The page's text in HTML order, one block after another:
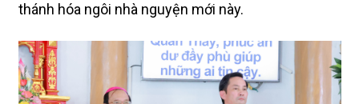
thánh hóa ngôi nhà nguyện mới này.